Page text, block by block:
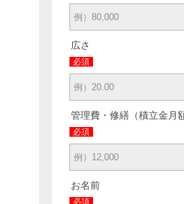
広さ
必須
管理費・修繕（積立金月
必須
お名前
必須